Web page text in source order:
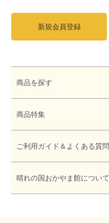
新規会員登録
商品を探す
商品特集
ご利用ガイド＆よくある質問
晴れの国おかやま館について